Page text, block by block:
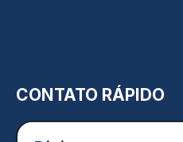
CONTATO RÁPIDO
Digite